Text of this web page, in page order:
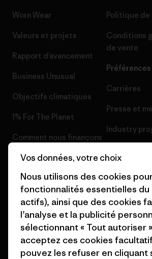
Worn Wear
Valeurs et projets
Rapport d’avancement
Business Unusual
Objectifs climatiques
1% For The Planet
Comment nous finançons
Cartes cadeaux
Nos magasins
Politique
Conditions
de vente
Carrières
Presse et
Industry
© 2026 Patagonia, Inc. All Rights Reserved.
Vos données, votre choix
Nous utilisons des cookies
fonctionnalités essentielles
actifs), ainsi que des cookies
l’analyse et la publicité
sélectionnant « Tout autoriser
acceptez ces cookies
pouvez les refuser en cliquant